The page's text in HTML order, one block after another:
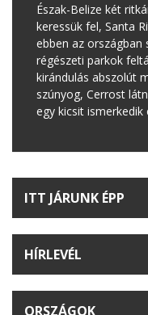
Észak-Belize két
keressük fel, Santa
ebben az országban
régészeti parkok
kirándulás abszolút
szúnyog, Cerrost
egy kicsit
ITT JÁRUNK ÉPP
HÍRLEVÉL
ORSZÁGOK